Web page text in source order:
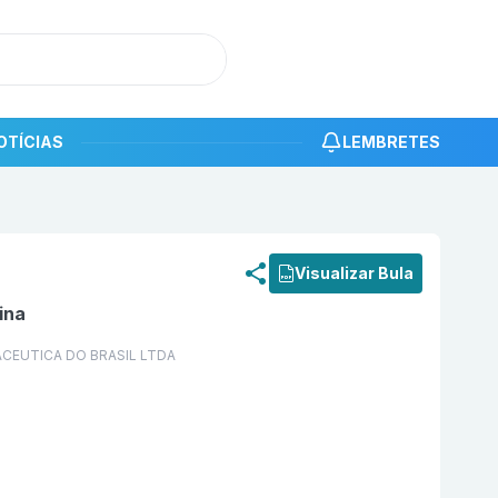
LEMBRETES
Visualizar Bula
DO BRASIL LTDA